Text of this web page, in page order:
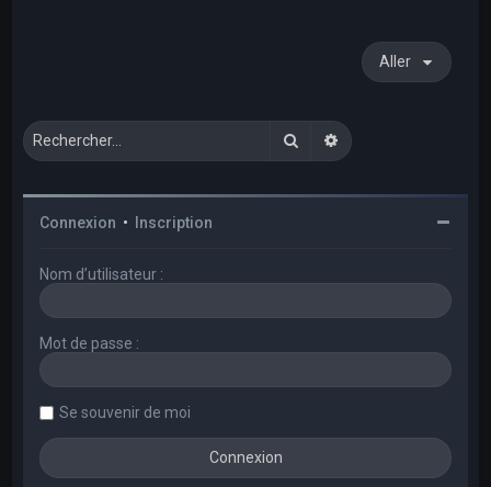
Aller
RechercherRecherche avancée
Connexion • Inscription
Nom d’utilisateur :
Mot de passe :
Se souvenir de moi